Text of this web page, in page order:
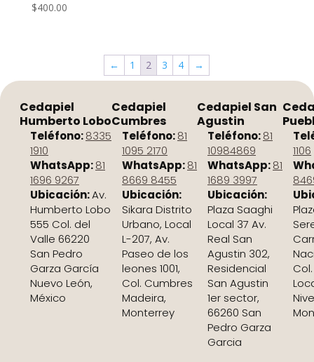
$400.00
← 1 2 3 4 →
Cedapiel
Humberto Lobo
Teléfono:8335
1910
WhatsApp:81
1696 9267
Ubicación:Av.
Humberto Lobo
555 Col. del
Valle 66220
San Pedro
Garza García
Nuevo León,
México
Cedapiel
Cumbres
Teléfono:81
1095 2170
WhatsApp:81
8669 8455
Ubicación:
Sikara Distrito
Urbano, Local
L-207, Av.
Paseo de los
leones 1001,
Col. Cumbres
Madeira,
Monterrey
Cedapiel San
Agustin
Teléfono:81
10984869
WhatsApp:81
1689 3997
Ubicación:
Plaza Saaghi
Local 37 Av.
Real San
Agustin 302,
Residencial
San Agustin
1er sector,
66260 San
Pedro Garza
Garcia
1106